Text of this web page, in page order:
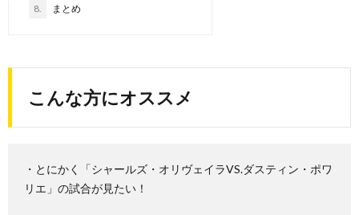
8. まとめ
こんな方にオススメ
・とにかく「シャールズ・オリヴェイラVS.ダスティン・ポワ
リエ」の試合が見たい！